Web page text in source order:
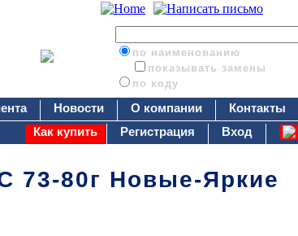
по наименованию
показывать замены
по коду
Новости О компании Контакты
Как купить
Регистрация Вход
73-80г Новые-Яркие